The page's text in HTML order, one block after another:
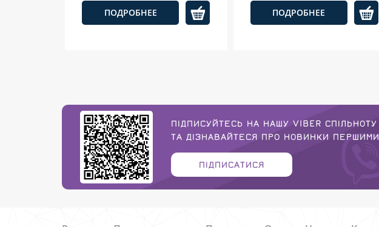
ПОДРОБНЕЕ ПОДРОБНЕЕ
ПІДПИСУЙТЕСЬ НА НАШУ VIBER СПІЛЬНОТУ
ТА ДІЗНАВАЙТЕСЯ ПРО НОВИНКИ ПЕРШИМИ
ПІДПИСАТИСЯ